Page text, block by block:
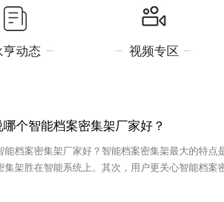
亨动态 视频专区
个智能档案密集架厂家好？
档案密集架厂家好？智能档案密集架最大的特
集架胜在智能系统上。其次，用户更关心智能档